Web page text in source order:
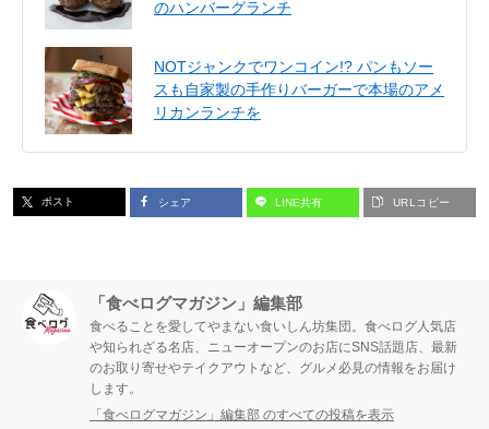
のハンバーグランチ
NOTジャンクでワンコイン!? パンもソー
スも自家製の手作りバーガーで本場のアメ
リカンランチを
ポスト シェア LINE共有 URLコピー
「食べログマガジン」編集部
食べることを愛してやまない食いしん坊集団。食べログ人気店
や知られざる名店、ニューオープンのお店にSNS話題店、最新
のお取り寄せやテイクアウトなど、グルメ必見の情報をお届け
します。
「食べログマガジン」編集部 のすべての投稿を表示